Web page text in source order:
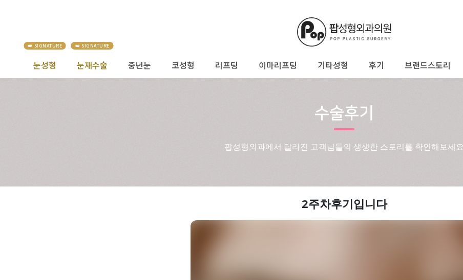
눈성형 눈재수술 중년눈 코성형 리프팅 이마리프팅 기타성형 후기 브랜드스토리
수술후기
팝성형외과에서 달라진 고객님들의 생생한 스토리를 확인해보세요
2주차후기입니다